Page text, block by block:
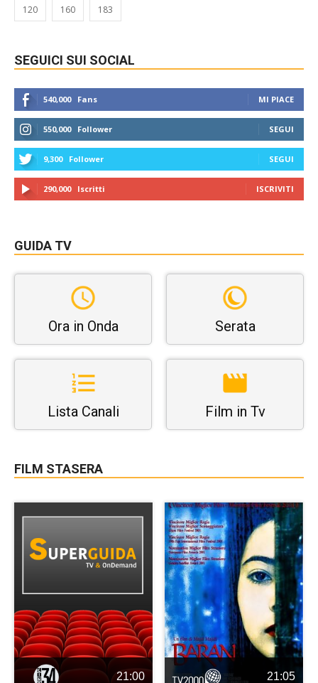
120 160 183
SEGUICI SUI SOCIAL
540,000 Fans MI PIACE
550,000 Follower SEGUI
9,300 Follower SEGUI
290,000 Iscritti ISCRIVITI
GUIDA TV
Ora in Onda Serata
Lista Canali Film in Tv
FILM STASERA
21:00 21:05